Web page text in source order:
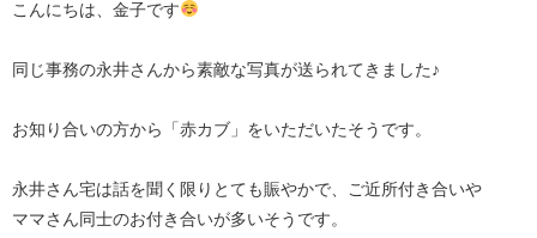
こんにちは、金子です
同じ事務の永井さんから素敵な写真が送られてきました♪
お知り合いの方から「赤カブ」をいただいたそうです。
永井さん宅は話を聞く限りとても賑やかで、ご近所付き合いや
ママさん同士のお付き合いが多いそうです。